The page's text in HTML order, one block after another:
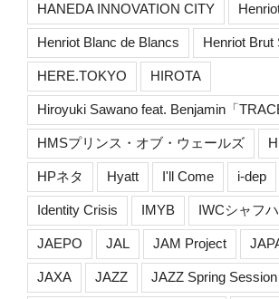
HANEDA INNOVATION CITY
Henriot Blanc de Blancs Henriot Brut
HERE.TOKYO HIROTA
Hiroyuki Sawano feat. Benjamin「
HMSプリンス・オブ・ウェールズ
HPネタ Hyatt I'll Come i-dep
Identity Crisis IMYB IWCシャフ
JAEPO JAL JAM Project
JAXA JAZZ JAZZ Spring Session